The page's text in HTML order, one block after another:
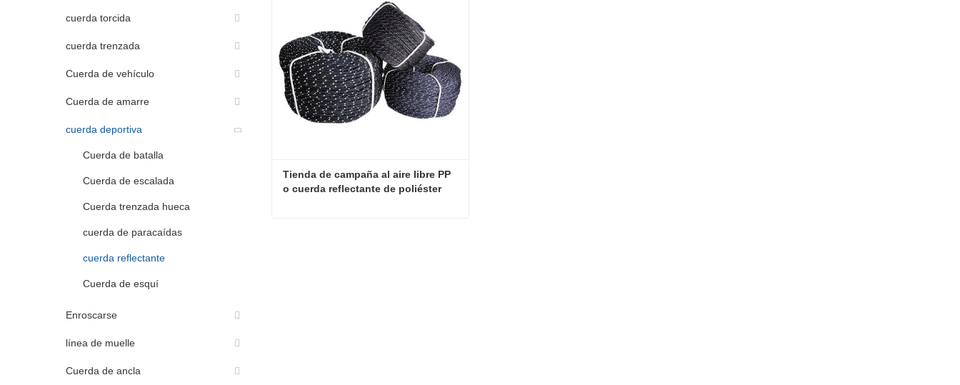
cuerda torcida
cuerda trenzada
Cuerda de vehículo
Cuerda de amarre
cuerda deportiva
Cuerda de batalla
Cuerda de escalada
Cuerda trenzada hueca
cuerda de paracaídas
cuerda reflectante
Cuerda de esquí
Enroscarse
línea de muelle
Cuerda de ancla
Tienda de campaña al aire libre PP
o cuerda reflectante de poliéster